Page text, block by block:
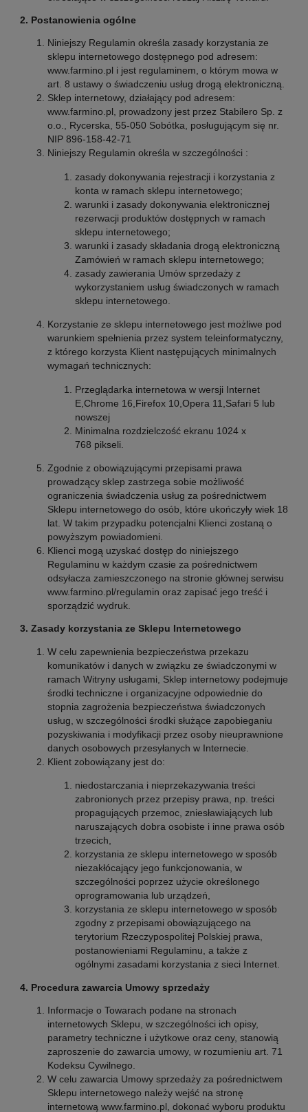
2. Postanowienia ogólne
Niniejszy Regulamin określa zasady korzystania ze
sklepu internetowego dostępnego pod adresem:
www.farmino.pl i jest regulaminem, o którym mowa w
art. 8 ustawy o świadczeniu usług drogą elektroniczną.
Sklep internetowy, działający pod adresem:
www.farmino.pl, prowadzony jest przez Stabilero Sp. z
o.o., Rycerska, 55-050 Sobótka, posługującym się nr.
NIP 896-158-42-71
Niniejszy Regulamin określa w szczególności :
zasady dokonywania rejestracji i korzystania z
konta w ramach sklepu internetowego;
warunki i zasady dokonywania elektronicznej
rezerwacji produktów dostępnych w ramach
sklepu internetowego;
warunki i zasady składania drogą elektroniczną
Zamówień w ramach sklepu internetowego;
zasady zawierania Umów sprzedaży z
wykorzystaniem usług świadczonych w ramach
sklepu internetowego.
Korzystanie ze sklepu internetowego jest możliwe pod
warunkiem spełnienia przez system teleinformatyczny,
z którego korzysta Klient następujących minimalnych
wymagań technicznych:
Przeglądarka internetowa w wersji Internet
E,Chrome 16,Firefox 10,Opera 11,Safari 5 lub
nowszej
Minimalna rozdzielczość ekranu 1024 x
768 pikseli.
Zgodnie z obowiązującymi przepisami prawa
prowadzący sklep zastrzega sobie możliwość
ograniczenia świadczenia usług za pośrednictwem
Sklepu internetowego do osób, które ukończyły wiek 18
lat. W takim przypadku potencjalni Klienci zostaną o
powyższym powiadomieni.
Klienci mogą uzyskać dostęp do niniejszego
Regulaminu w każdym czasie za pośrednictwem
odsyłacza zamieszczonego na stronie głównej serwisu
www.farmino.pl/regulamin oraz zapisać jego treść i
sporządzić wydruk.
3. Zasady korzystania ze Sklepu Internetowego
W celu zapewnienia bezpieczeństwa przekazu
komunikatów i danych w związku ze świadczonymi w
ramach Witryny usługami, Sklep internetowy podejmuje
środki techniczne i organizacyjne odpowiednie do
stopnia zagrożenia bezpieczeństwa świadczonych
usług, w szczególności środki służące zapobieganiu
pozyskiwania i modyfikacji przez osoby nieuprawnione
danych osobowych przesyłanych w Internecie.
Klient zobowiązany jest do:
niedostarczania i nieprzekazywania treści
zabronionych przez przepisy prawa, np. treści
propagujących przemoc, zniesławiających lub
naruszających dobra osobiste i inne prawa osób
trzecich,
korzystania ze sklepu internetowego w sposób
niezakłócający jego funkcjonowania, w
szczególności poprzez użycie określonego
oprogramowania lub urządzeń,
korzystania ze sklepu internetowego w sposób
zgodny z przepisami obowiązującego na
terytorium Rzeczypospolitej Polskiej prawa,
postanowieniami Regulaminu, a także z
ogólnymi zasadami korzystania z sieci Internet.
4. Procedura zawarcia Umowy sprzedaży
Informacje o Towarach podane na stronach
internetowych Sklepu, w szczególności ich opisy,
parametry techniczne i użytkowe oraz ceny, stanowią
zaproszenie do zawarcia umowy, w rozumieniu art. 71
Kodeksu Cywilnego.
W celu zawarcia Umowy sprzedaży za pośrednictwem
Sklepu internetowego należy wejść na stronę
internetową www.farmino.pl, dokonać wyboru produktu